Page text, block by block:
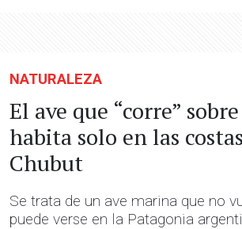
NATURALEZA
El ave que “corre”
habita solo en las
Chubut
Se trata de un ave marina que no
puede verse en la Patagonia